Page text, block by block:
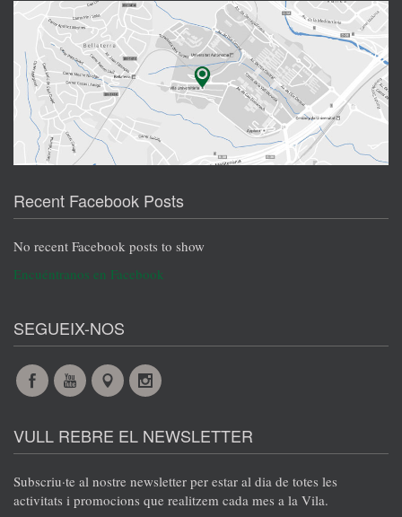
Recent Facebook Posts
No recent Facebook posts to show
Encuéntranos en Facebook
SEGUEIX-NOS
FacebookYouTubeMapsInstagram
VULL REBRE EL NEWSLETTER
Subscriu·te al nostre newsletter per estar al dia de totes les
activitats i promocions que realitzem cada mes a la Vila.